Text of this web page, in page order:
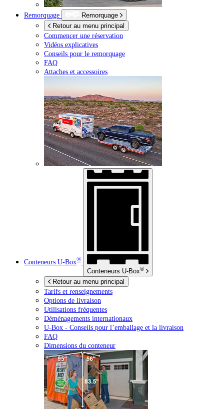
Remorquage
Remorquage
Retour au menu principal
Commencer une réservation
Vidéos explicatives
Conseils pour le remorquage
FAQ
Attaches et accessoires
Conteneurs U-Box®
Conteneurs U-Box®
Retour au menu principal
Tarifs et renseignements
Options de livraison
Utilisations fréquentes
Déménagements internationaux
U-Box - Conseils pour l’emballage et la livraison
FAQ
Dimensions du conteneur